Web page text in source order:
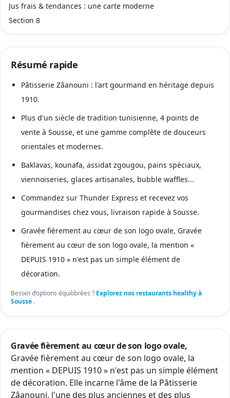
Résumé rapide
Pâtisserie Zâanouni : l'art gourmand en héritage depuis
1910.
Plus d'un siècle de tradition tunisienne, 4 points de
vente à Sousse, et une gamme complète de douceurs
orientales et modernes.
Baklavas, kounafa, assidat zgougou, pains spéciaux,
viennoiseries, glaces artisanales, bubble waffles...
Commandez sur Thunder Express et recevez vos
gourmandises chez vous, livraison rapide à Sousse.
Gravée fièrement au cœur de son logo ovale, Gravée
fièrement au cœur de son logo ovale, la mention «
DEPUIS 1910 » n'est pas un simple élément de
décoration.
Besoin d’options équilibrées ? Explorez nos restaurants healthy à
Sousse .
Gravée fièrement au cœur de son logo ovale,
Gravée fièrement au cœur de son logo ovale, la
mention « DEPUIS 1910 » n'est pas un simple élément
de décoration. Elle incarne l'âme de la Pâtisserie
Zâanouni, l'une des plus anciennes et des plus
Jus frais & tendances : une carte moderne
Section 8